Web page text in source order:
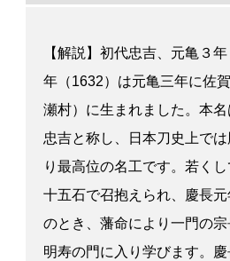
【解説】初代忠吉、元亀３
年（1632）は元亀三年に佐
瀬村）に生まれました。本
忠吉と称し、日本刀史上で
り最高位の名工です。若く
十五石で召抱えられ、慶長
のとき、藩命により一門の
明寿の門に入り学びます。